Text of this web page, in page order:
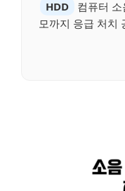
HDD
컴퓨터
모까지 응급 처치